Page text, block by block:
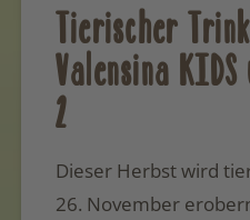
Tierischer
Valensina KIDS
2
Dieser Herbst wird
26. November